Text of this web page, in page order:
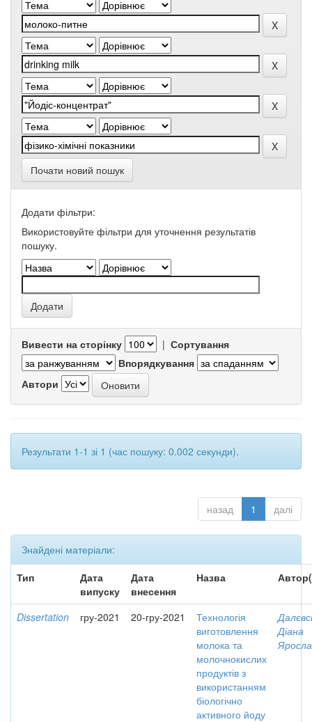
Почати новий пошук
Додати фільтри:
Використовуйте фільтри для уточнення результатів
пошуку.
Вивести на сторінку | Сортування
Впорядкування
Автори
Результати 1-1 зі 1 (час пошуку: 0.002 секунди).
назад 1 далі
Знайдені матеріали:
Тип
Дата
випуску
Дата
внесення
Назва
Dissertation гру-2021 20-гру-2021
Технологія
виготовлення
молока та
молочнокислих
продуктів з
використанням
біологічно
активного йоду
Діана